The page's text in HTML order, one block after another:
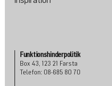
Funktionshinderpolitik
Box 43, 123 21 Farsta
Telefon: 08-685 80 70